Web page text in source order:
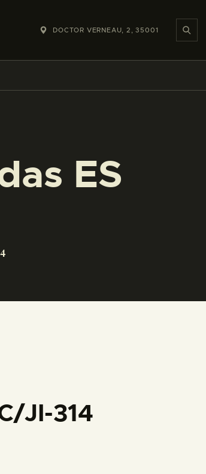
DOCTOR VERNEAU, 2, 35001
ES
JI-314